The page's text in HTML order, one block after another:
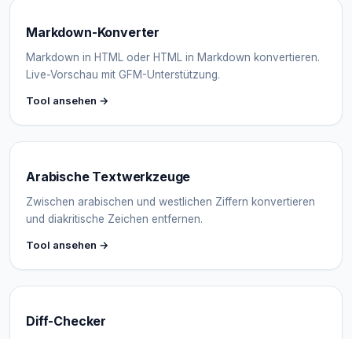
Markdown-Konverter
Markdown in HTML oder HTML in Markdown konvertieren.
Live-Vorschau mit GFM-Unterstützung.
Tool ansehen →
Arabische Textwerkzeuge
Zwischen arabischen und westlichen Ziffern konvertieren
und diakritische Zeichen entfernen.
Tool ansehen →
Diff-Checker